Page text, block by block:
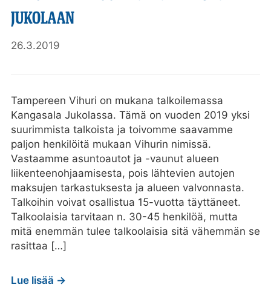
JUKOLAAN
26.3.2019
Tampereen Vihuri on mukana talkoilemassa
Kangasala Jukolassa. Tämä on vuoden 2019 yksi
suurimmista talkoista ja toivomme saavamme
paljon henkilöitä mukaan Vihurin nimissä.
Vastaamme asuntoautot ja -vaunut alueen
liikenteenohjaamisesta, pois lähtevien autojen
maksujen tarkastuksesta ja alueen valvonnasta.
Talkoihin voivat osallistua 15-vuotta täyttäneet.
Talkoolaisia tarvitaan n. 30-45 henkilöä, mutta
mitä enemmän tulee talkoolaisia sitä vähemmän se
rasittaa […]
Lue lisää →